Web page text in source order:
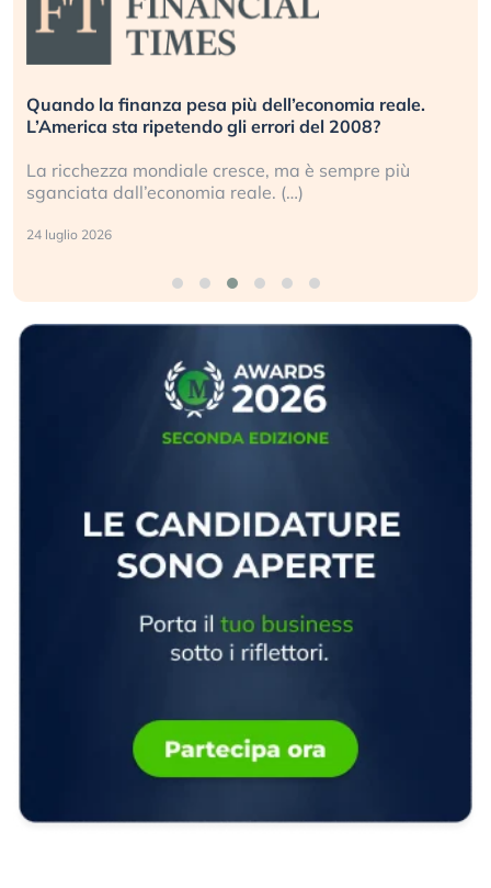
Quando la finanza pesa più dell’economia reale.
L’America sta ripetendo gli errori del 2008?
La ricchezza mondiale cresce, ma è sempre più
sganciata dall’economia reale. (…)
24 luglio 2026